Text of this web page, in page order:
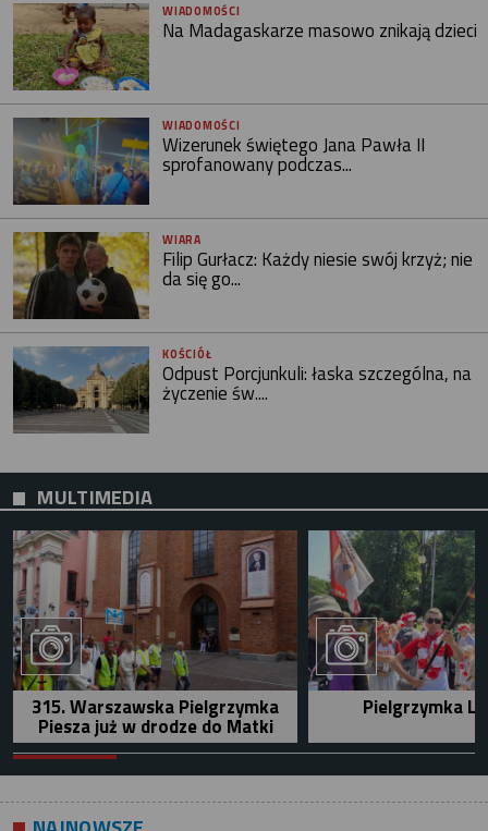
WIADOMOŚCI
Na Madagaskarze masowo znikają dzieci
WIADOMOŚCI
Wizerunek świętego Jana Pawła II
sprofanowany podczas...
WIARA
Filip Gurłacz: Każdy niesie swój krzyż; nie
da się go...
KOŚCIÓŁ
Odpust Porcjunkuli: łaska szczególna, na
życzenie św....
MULTIMEDIA
315. Warszawska Pielgrzymka
Piesza już w drodze do Matki
Pielgrzymka